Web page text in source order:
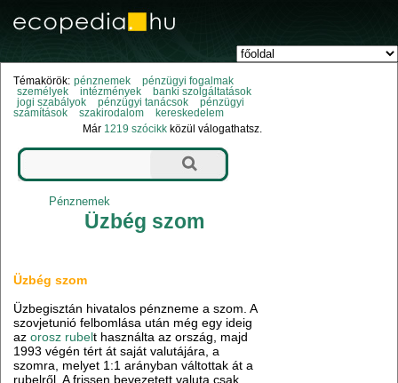
Témakörök: pénznemek
pénzügyi fogalmak
személyek
intézmények
banki szolgáltatások
jogi szabályok
pénzügyi tanácsok
pénzügyi
számítások
szakirodalom
kereskedelem
Már 1219 szócikk közül válogathatsz.
Pénznemek
Üzbég szom
Üzbég szom
Üzbegisztán hivatalos pénzneme a szom. A
szovjetunió felbomlása után még egy ideig
azorosz rubelt használta az ország, majd
1993 végén tért át saját valutájára, a
szomra, melyet 1:1 arányban váltottak át a
rubelről. A frissen bevezetett valuta csak